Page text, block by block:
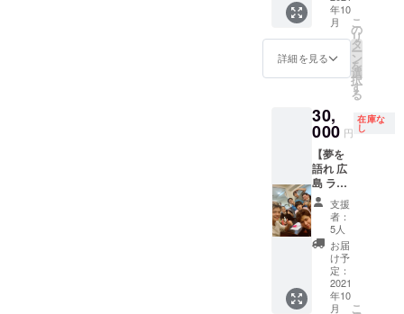
ンのみ
食べ放
りま
す。 ※
増し・
限定
ラーメ
ンにつ
きまし
ては
差額を
お支払
いくだ
さい。
※トッピ
ング等
につき
まして
れ 岐阜
でのみ
使用可
能で
利用に
なれま
せん。
※21年
11/1～
22年
4/30の
半年間
が有効
期間と
なりま
す。 ※
ラーメ
ンのみ
いただ
くとお
得にな
りま
DREAM
SPARK
の初期
ユー
ザーと
して
SNSに
もご招
待させ
ていた
だきま
す。 ※
夢を語
れ 滋賀
【DRE
AMSPA
RKの原
野を開
拓する
年間
ラーメ
ンが食
べ放題
になる
夢の限
定リ
ターン
です。
『月７
回以
上』で
ご利用
いただ
年10
月
詳細を見る
こ
の
リ
タ
ー
ン
を
選
択
す
る
30,
000 円
在庫な
し
【夢を
語れ 広
島 ラー
メン半
年間食
べ放
題】
＆
支援
者：
5人
お届
け予
定：
2021
年10
月
こ